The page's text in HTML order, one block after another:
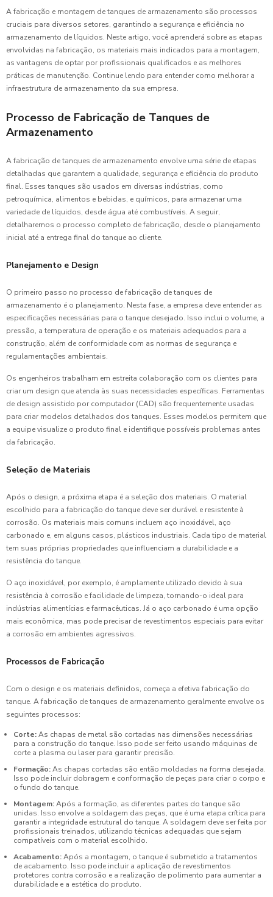
A fabricação e montagem de tanques de armazenamento são processos
cruciais para diversos setores, garantindo a segurança e eficiência no
armazenamento de líquidos. Neste artigo, você aprenderá sobre as etapas
envolvidas na fabricação, os materiais mais indicados para a montagem,
as vantagens de optar por profissionais qualificados e as melhores
práticas de manutenção. Continue lendo para entender como melhorar a
infraestrutura de armazenamento da sua empresa.
Processo de Fabricação de Tanques de
Armazenamento
A fabricação de tanques de armazenamento envolve uma série de etapas
detalhadas que garantem a qualidade, segurança e eficiência do produto
final. Esses tanques são usados em diversas indústrias, como
petroquímica, alimentos e bebidas, e químicos, para armazenar uma
variedade de líquidos, desde água até combustíveis. A seguir,
detalharemos o processo completo de fabricação, desde o planejamento
inicial até a entrega final do tanque ao cliente.
Planejamento e Design
O primeiro passo no processo de fabricação de tanques de
armazenamento é o planejamento. Nesta fase, a empresa deve entender as
especificações necessárias para o tanque desejado. Isso inclui o volume, a
pressão, a temperatura de operação e os materiais adequados para a
construção, além de conformidade com as normas de segurança e
regulamentações ambientais.
Os engenheiros trabalham em estreita colaboração com os clientes para
criar um design que atenda às suas necessidades específicas. Ferramentas
de design assistido por computador (CAD) são frequentemente usadas
para criar modelos detalhados dos tanques. Esses modelos permitem que
a equipe visualize o produto final e identifique possíveis problemas antes
da fabricação.
Seleção de Materiais
Após o design, a próxima etapa é a seleção dos materiais. O material
escolhido para a fabricação do tanque deve ser durável e resistente à
corrosão. Os materiais mais comuns incluem aço inoxidável, aço
carbonado e, em alguns casos, plásticos industriais. Cada tipo de material
tem suas próprias propriedades que influenciam a durabilidade e a
resistência do tanque.
O aço inoxidável, por exemplo, é amplamente utilizado devido à sua
resistência à corrosão e facilidade de limpeza, tornando-o ideal para
indústrias alimentícias e farmacêuticas. Já o aço carbonado é uma opção
mais econômica, mas pode precisar de revestimentos especiais para evitar
a corrosão em ambientes agressivos.
Processos de Fabricação
Com o design e os materiais definidos, começa a efetiva fabricação do
tanque. A fabricação de tanques de armazenamento geralmente envolve os
seguintes processos:
Corte:As chapas de metal são cortadas nas dimensões necessárias
para a construção do tanque. Isso pode ser feito usando máquinas de
corte a plasma ou laser para garantir precisão.
Formação:As chapas cortadas são então moldadas na forma desejada.
Isso pode incluir dobragem e conformação de peças para criar o corpo e
o fundo do tanque.
Montagem:Após a formação, as diferentes partes do tanque são
unidas. Isso envolve a soldagem das peças, que é uma etapa crítica para
garantir a integridade estrutural do tanque. A soldagem deve ser feita por
profissionais treinados, utilizando técnicas adequadas que sejam
compatíveis com o material escolhido.
Acabamento:Após a montagem, o tanque é submetido a tratamentos
de acabamento. Isso pode incluir a aplicação de revestimentos
protetores contra corrosão e a realização de polimento para aumentar a
durabilidade e a estética do produto.